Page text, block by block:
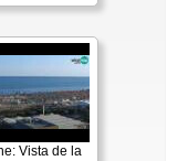
Vista de la